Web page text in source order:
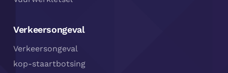
Verkeersongeval
Verkeersongeval
kop-staartbotsing